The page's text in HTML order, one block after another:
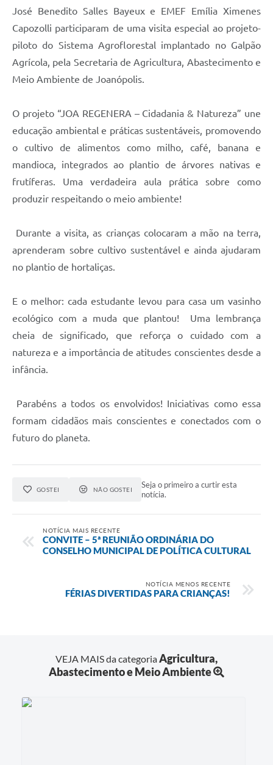
José Benedito Salles Bayeux e EMEF Emília Ximenes
Capozolli participaram de uma visita especial ao projeto-
piloto do Sistema Agroflorestal implantado no Galpão
Agrícola, pela Secretaria de Agricultura, Abastecimento e
Meio Ambiente de Joanópolis.
O projeto “JOA REGENERA – Cidadania & Natureza” une
educação ambiental e práticas sustentáveis, promovendo
o cultivo de alimentos como milho, café, banana e
mandioca, integrados ao plantio de árvores nativas e
frutíferas. Uma verdadeira aula prática sobre como
produzir respeitando o meio ambiente!
Durante a visita, as crianças colocaram a mão na terra,
aprenderam sobre cultivo sustentável e ainda ajudaram
no plantio de hortaliças.
E o melhor: cada estudante levou para casa um vasinho
ecológico com a muda que plantou! Uma lembrança
cheia de significado, que reforça o cuidado com a
natureza e a importância de atitudes conscientes desde a
infância.
Parabéns a todos os envolvidos! Iniciativas como essa
formam cidadãos mais conscientes e conectados com o
futuro do planeta.
GOSTEI NÃO GOSTEI
Seja o primeiro a curtir esta
notícia.
NOTÍCIA MAIS RECENTE
CONVITE – 5ª REUNIÃO ORDINÁRIA DO
CONSELHO MUNICIPAL DE POLÍTICA CULTURAL
NOTÍCIA MENOS RECENTE
FÉRIAS DIVERTIDAS PARA CRIANÇAS!
VEJA MAIS da categoriaAgricultura,
Abastecimento e Meio Ambiente